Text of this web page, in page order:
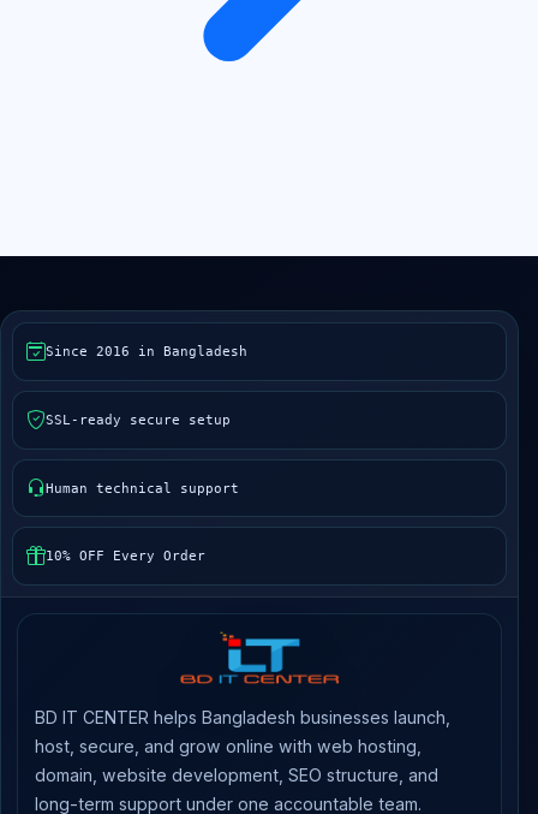
Since 2016 in Bangladesh
SSL-ready secure setup
Human technical support
10% OFF Every Order
BD IT CENTER helps Bangladesh businesses launch,
host, secure, and grow online with web hosting,
domain, website development, SEO structure, and
long-term support under one accountable team.